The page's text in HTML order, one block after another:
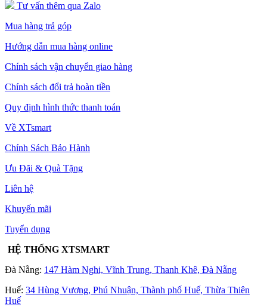
Tư vấn thêm qua Zalo
Mua hàng trả góp
Hướng dẫn mua hàng online
Chính sách vận chuyển giao hàng
Chính sách đổi trả hoàn tiền
Quy định hình thức thanh toán
Về XTsmart
Chính Sách Bảo Hành
Ưu Đãi & Quà Tặng
Liên hệ
Khuyến mãi
Tuyển dụng
HỆ THỐNG XTSMART
Đà Nẵng: 147 Hàm Nghi, Vĩnh Trung, Thanh Khê, Đà Nẵng
Huế: 34 Hùng Vương, Phú Nhuận, Thành phố Huế, Thừa Thiên
Huế